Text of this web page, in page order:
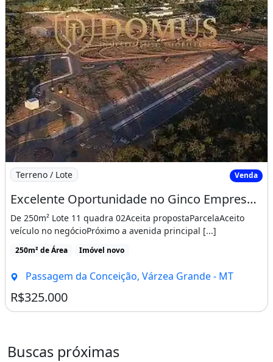
Imagem: Excelente Oportunidade no Ginco Empresarial
Terreno / Lote Venda
Excelente Oportunidade no Ginco Empresarial Manhattan
De 250m² Lote 11 quadra 02Aceita propostaParcelaAceito
veículo no negócioPróximo a avenida principal [...]
250m² de Área Imóvel novo
Passagem da Conceição, Várzea Grande - MT
R$325.000
Buscas próximas